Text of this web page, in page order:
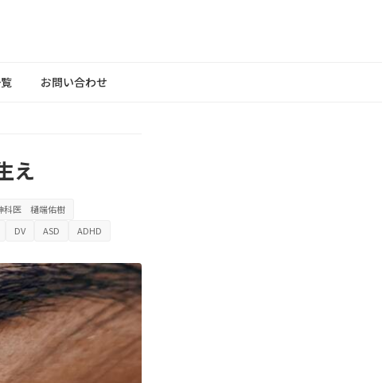
お問い合わせ
え
科医 樋端佑樹
DV ASD
ADHD